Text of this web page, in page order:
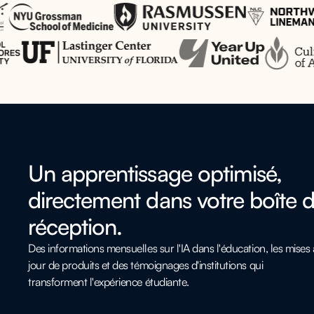
Un apprentissage optimisé,
directement dans votre boîte
réception.
Des informations mensuelles sur l'IA dans l'éducation, les mises
jour de produits et des témoignages d'institutions qui
transforment l'expérience étudiante.